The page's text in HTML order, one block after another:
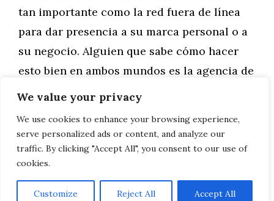
We value your privacy
We use cookies to enhance your browsing experience,
serve personalized ads or content, and analyze our
traffic. By clicking "Accept All", you consent to our use of
cookies.
Customize Reject All Accept All
tan importante como la red fuera de línea
para dar presencia a su marca personal o a
su negocio. Alguien que sabe cómo hacer
esto bien en ambos mundos es la agencia de
publicidad Leovel y aquí …
Leer más